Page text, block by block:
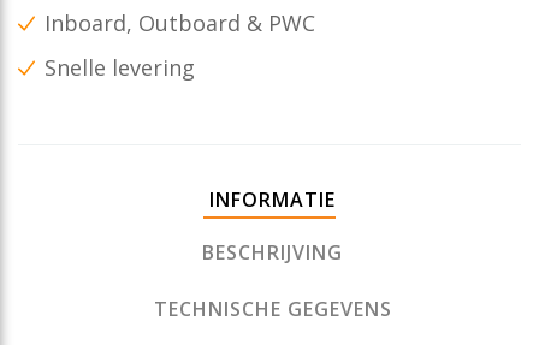
Inboard, Outboard & PWC
Snelle levering
INFORMATIE
BESCHRIJVING
TECHNISCHE GEGEVENS